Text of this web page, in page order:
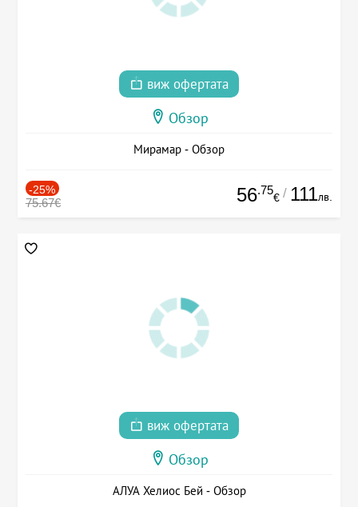
виж офертата
Обзор
Мирамар - Обзор
-25%
75.67€ 56.75
€ / 111лв.
виж офертата
Обзор
АЛУА Хелиос Бей - Обзор